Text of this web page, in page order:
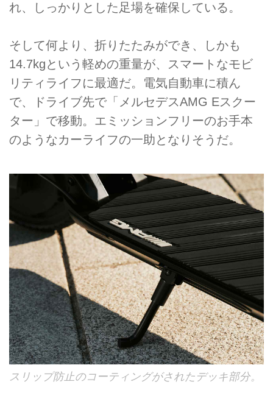
れ、しっかりとした足場を確保している。
そして何より、折りたたみができ、しかも
14.7kgという軽めの重量が、スマートなモビ
リティライフに最適だ。電気自動車に積ん
で、ドライブ先で「メルセデスAMG Eスクー
ター」で移動。エミッションフリーのお手本
のようなカーライフの一助となりそうだ。
スリップ防止のコーティングがされたデッキ部分。